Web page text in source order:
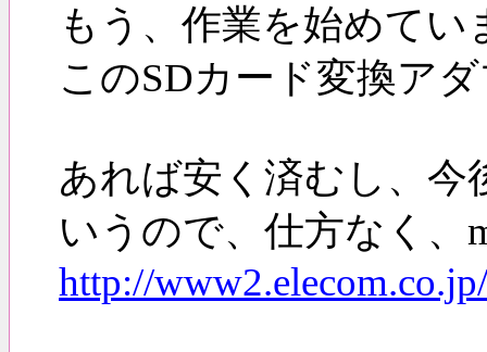
もう、作業を始めて
このSDカード変換ア
あれば安く済むし、
いうので、仕方なく、
http://